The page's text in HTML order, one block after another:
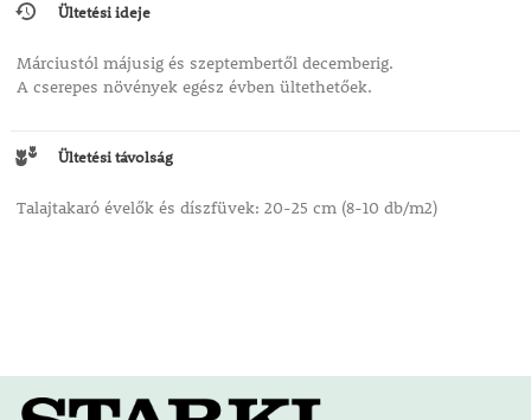
Ültetési ideje
Márciustól májusig és szeptembertől decemberig.
A cserepes növények egész évben ültethetőek.
Ültetési távolság
Talajtakaró évelők és díszfüvek: 20-25 cm (8-10 db/m2)